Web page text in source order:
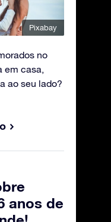
Pixabay
no
em casa,
ao seu lado?
anos de